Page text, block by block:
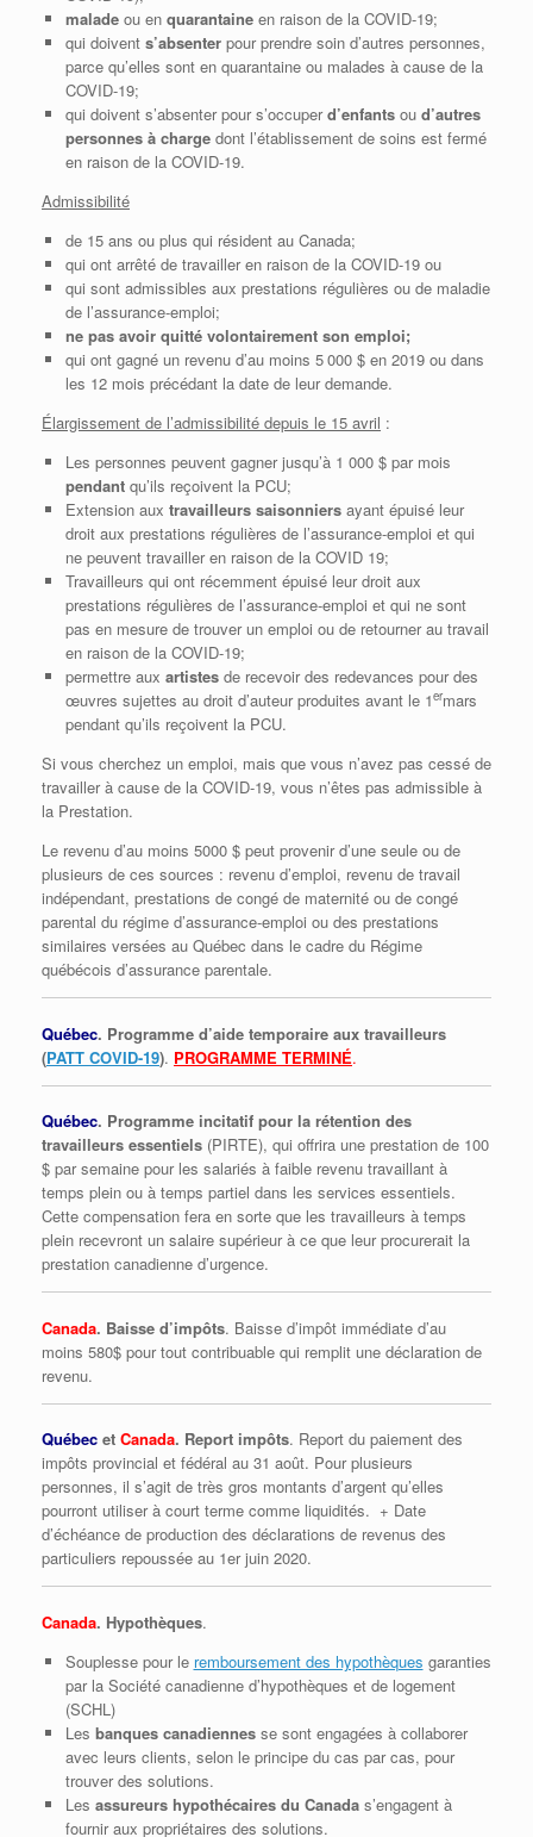
maladeou en quarantaineen raison de la COVID-19;
qui doivent s’absenter pour prendre soin d’autres personnes,
parce qu’elles sont en quarantaine ou malades à cause de la
COVID-19;
qui doivent s’absenter pour s’occuperd’enfants ou d’autres
personnes à chargedont l’établissement de soins est fermé
en raison de la COVID-19.
Admissibilité
de 15 ans ou plus qui résident au Canada;
qui ont arrêté de travailler en raison de la COVID-19 ou
qui sont admissibles aux prestations régulières ou de maladie
de l’assurance-emploi;
ne pas avoir quitté volontairement son emploi;
qui ont gagné un revenu d’au moins 5 000 $ en 2019 ou dans
les 12 mois précédant la date de leur demande.
Élargissement de l’admissibilité depuis le 15 avril :
Les personnes peuvent gagner jusqu’à 1 000 $ par mois
pendant qu’ils reçoivent la PCU;
Extension aux travailleurs saisonniersayant épuisé leur
droit aux prestations régulières de l’assurance-emploi et qui
ne peuvent travailler en raison de la COVID 19;
Travailleurs qui ont récemment épuisé leur droit aux
prestations régulières de l’assurance-emploi et qui ne sont
pas en mesure de trouver un emploi ou de retourner au travail
en raison de la COVID-19;
permettre aux artistes de recevoir des redevances pour des
œuvres sujettes au droit d’auteur produites avant le 1ermars
pendant qu’ils reçoivent la PCU.
Si vous cherchez un emploi, mais que vous n’avez pas cessé de
travailler à cause de la COVID-19, vous n’êtes pas admissible à
la Prestation.
Le revenu d’au moins 5000 $ peut provenir d’une seule ou de
plusieurs de ces sources : revenu d’emploi, revenu de travail
indépendant, prestations de congé de maternité ou de congé
parental du régime d’assurance-emploi ou des prestations
similaires versées au Québec dans le cadre du Régime
québécois d’assurance parentale.
Québec. Programme d’aide temporaire aux travailleurs
(PATT COVID-19). PROGRAMME TERMINÉ.
Québec. Programme incitatif pour la rétention des
travailleurs essentiels (PIRTE), qui offrira une prestation de 100
$ par semaine pour les salariés à faible revenu travaillant à
temps plein ou à temps partiel dans les services essentiels.
Cette compensation fera en sorte que les travailleurs à temps
plein recevront un salaire supérieur à ce que leur procurerait la
prestation canadienne d’urgence.
Canada. Baisse d’impôts. Baisse d’impôt immédiate d’au
moins 580$ pour tout contribuable qui remplit une déclaration de
revenu.
Québec et Canada. Report impôts. Report du paiement des
impôts provincial et fédéral au 31 août. Pour plusieurs
personnes, il s’agit de très gros montants d’argent qu’elles
pourront utiliser à court terme comme liquidités. + Date
d’échéance de production des déclarations de revenus des
particuliers repoussée au 1er juin 2020.
Canada. Hypothèques.
Souplesse pour le remboursement des hypothèques garanties
par la Société canadienne d’hypothèques et de logement
(SCHL)
Les banques canadiennesse sont engagées à collaborer
avec leurs clients, selon le principe du cas par cas, pour
trouver des solutions.
Les assureurs hypothécaires du Canadas’engagent à
fournir aux propriétaires des solutions.